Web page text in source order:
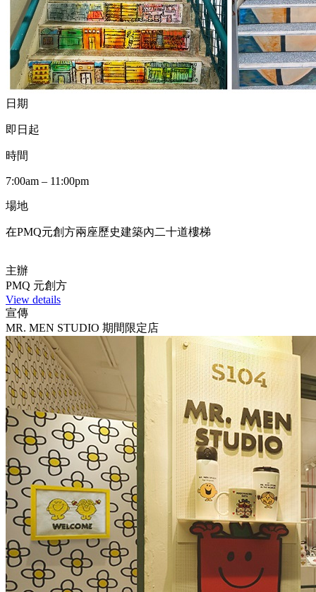
日期
即日起
時間
7:00am – 11:00pm
場地
在PMQ元創方兩座歷史建築內二十道樓梯
主辦
PMQ 元創方
View details
宣傳
MR. MEN STUDIO 期間限定店